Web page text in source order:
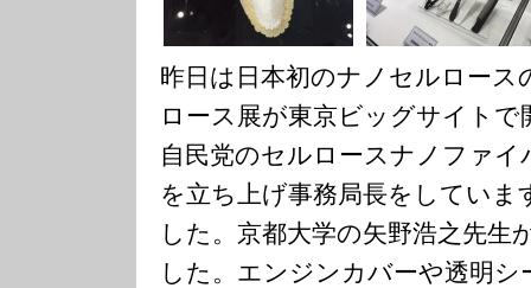
昨日は日本初のナノセルロース
ロース展が東京ビッグサイト
自民党のセルロースナノファイ
を立ち上げ事務局長をしていま
した。京都大学の矢野浩之先生
した。エンジンカバーや透明